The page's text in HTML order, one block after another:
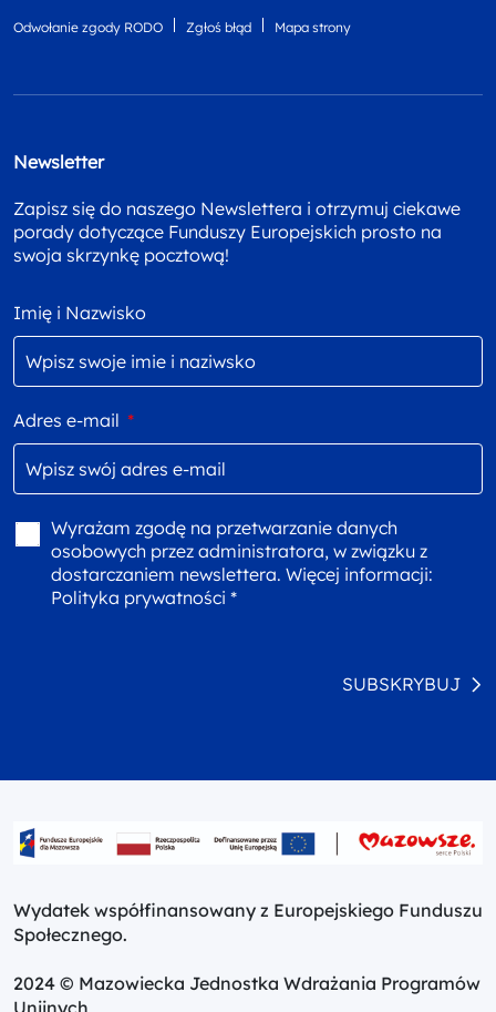
Odwołanie zgody RODO Zgłoś błąd Mapa strony
Newsletter
Zapisz się do naszego Newslettera i otrzymuj ciekawe
porady dotyczące Funduszy Europejskich prosto na
swoja skrzynkę pocztową!
Imię i Nazwisko
Adres e-mail *
Wyrażam zgodę na przetwarzanie danych
osobowych przez administratora, w związku z
dostarczaniem newslettera. Więcej informacji:
Polityka prywatności *
SUBSKRYBUJ
Wydatek współfinansowany z Europejskiego Funduszu
Społecznego.
2024 © Mazowiecka Jednostka Wdrażania Programów
Unijnych